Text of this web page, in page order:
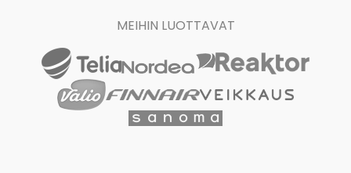
MEIHIN LUOTTAVAT